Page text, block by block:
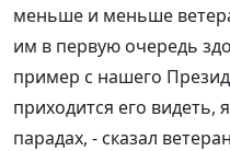
меньше и меньше
им в первую очередь
пример с нашего
приходится его видеть,
парадах, - сказал